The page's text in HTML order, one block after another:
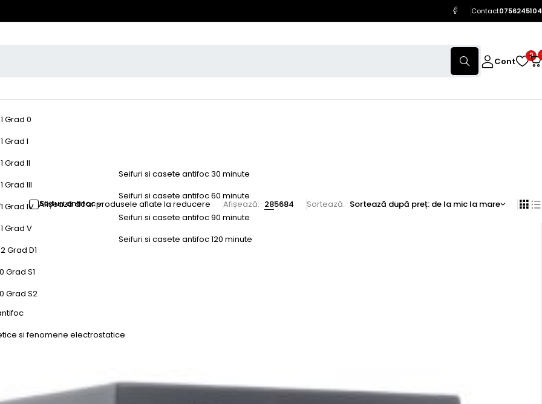
Contact0756245104
Cont
0
Grad 0
Grad I
Grad II
Grad III
Grad IV
Grad V
Grad D1
Grad S1
Grad S2
Seifuri antifoc
Seifuri si casete antifoc 30 minute
Seifuri si casete antifoc 60 minute
Seifuri si casete antifoc 90 minute
Seifuri si casete antifoc 120 minute
si fenomene electrostatice
Afișează doar produsele aflate la reducere Afișează: 285684 Sortează Sortează după preț: de la mic la mare